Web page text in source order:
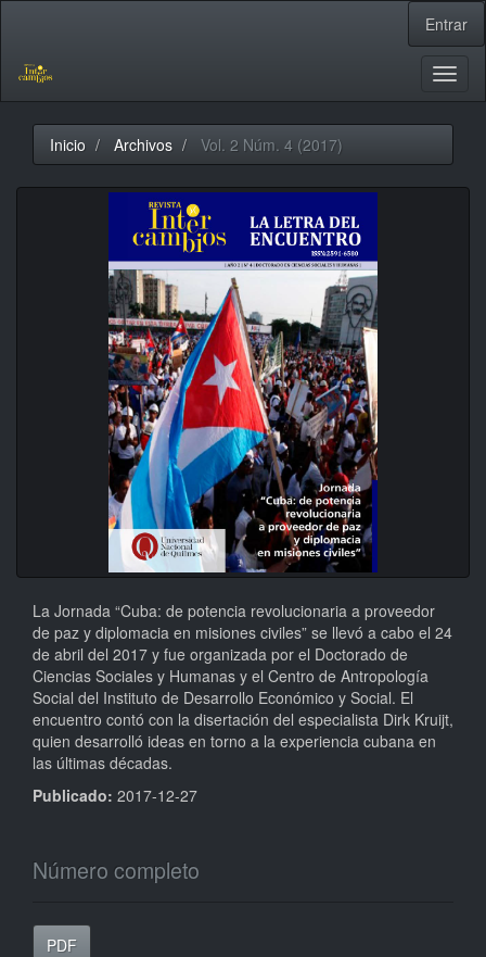
principal
Barra
lateral
Entrar
Inicio Archivos Vol. 2 Núm. 4 (2017)
La Jornada “Cuba: de potencia revolucionaria a proveedor
de paz y diplomacia en misiones civiles” se llevó a cabo el 24
de abril del 2017 y fue organizada por el Doctorado de
Ciencias Sociales y Humanas y el Centro de Antropología
Social del Instituto de Desarrollo Económico y Social. El
encuentro contó con la disertación del especialista Dirk Kruijt,
quien desarrolló ideas en torno a la experiencia cubana en
las últimas décadas.
Publicado: 2017-12-27
Número completo
PDF